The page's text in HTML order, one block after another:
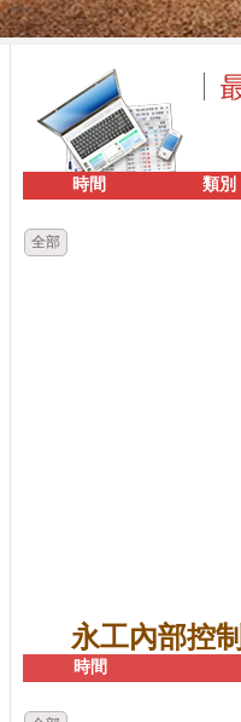
時間 類別
全部
永工內部控
時間